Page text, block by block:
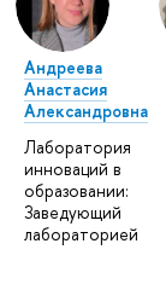
Андреева
Анастасия
Александровна
Лаборатория
инноваций в
образовании:
Заведующий
лабораторией